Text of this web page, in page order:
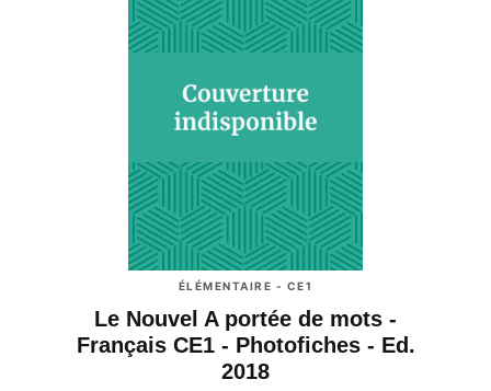
ÉLÉMENTAIRE - CE1
Le Nouvel A portée de mots -
Français CE1 - Photofiches - Ed.
2018